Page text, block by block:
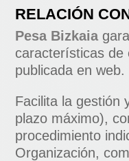
RELACIÓN
Pesa Bizkaia
características de
publicada en web.
Facilita la gestión
plazo máximo),
procedimiento
Organización,